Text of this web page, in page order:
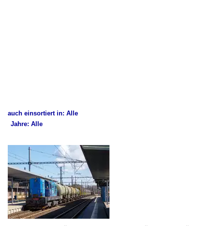
auch einsortiert in: Alle
Belgien
E-Loks
Série 12
Jahre: Alle
Alle Jahre
2010
2018
2020